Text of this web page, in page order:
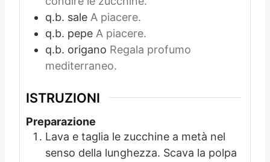
q.b. sale A piacere.
q.b. pepe A piacere.
q.b. origano Regala profumo
mediterraneo.
ISTRUZIONI
Preparazione
Lava e taglia le zucchine a metà nel
senso della lunghezza. Scava la polpa